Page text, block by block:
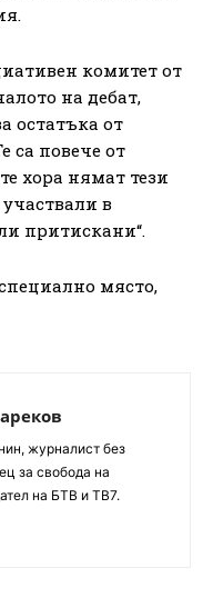
комитет от
на дебат,
остатъка от
са повече от
хора нямат тези
в
притискани“.
място,
журналист без
за свобода на
на БТВ и ТВ7.